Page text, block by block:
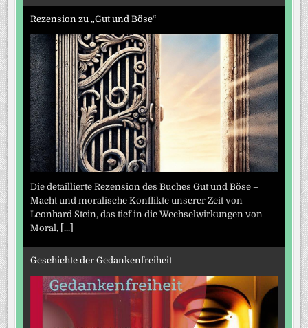
Rezension zu „Gut und Böse“
Die detaillierte Rezension des Buches Gut und Böse –
Macht und moralische Konflikte unserer Zeit von
Leonhard Stein, das tief in die Wechselwirkungen von
Moral, [...]
Geschichte der Gedankenfreiheit